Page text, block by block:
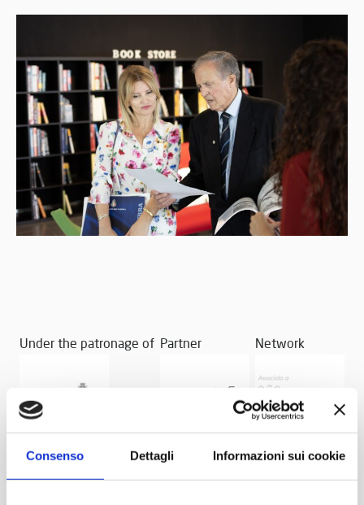
Consenso Dettagli Informazioni sui cookie
Under the patronage of Partner Network